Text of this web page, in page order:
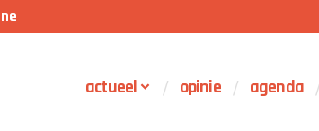
actueel opinie agenda